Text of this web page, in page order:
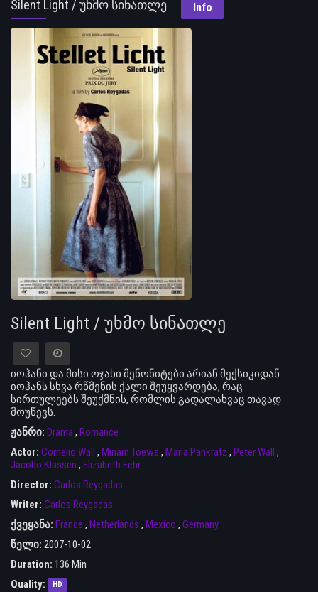
Silent Light / უხმო სინათლე Info
Silent Light / უხმო სინათლე
იოჰანი და მისი ოჯახი მენონიტები არიან მექსიკიდან.
იოჰანს სხვა რწმენის ქალი შეუყვარდება, რაც
სირთულეებს შეუქმნის, რომლის გადალახვაც თავად
მოუწევს.
ჟანრი: Drama, Romance
Actor: Cornelio Wall , Miriam Toews , Maria Pankratz , Peter Wall ,
Jacobo Klassen , Elizabeth Fehr
Director: Carlos Reygadas
Writer: Carlos Reygadas
ქვეყანა: France , Netherlands , Mexico , Germany
წელი: 2007-10-02
Duration: 136 Min
Quality:
HD